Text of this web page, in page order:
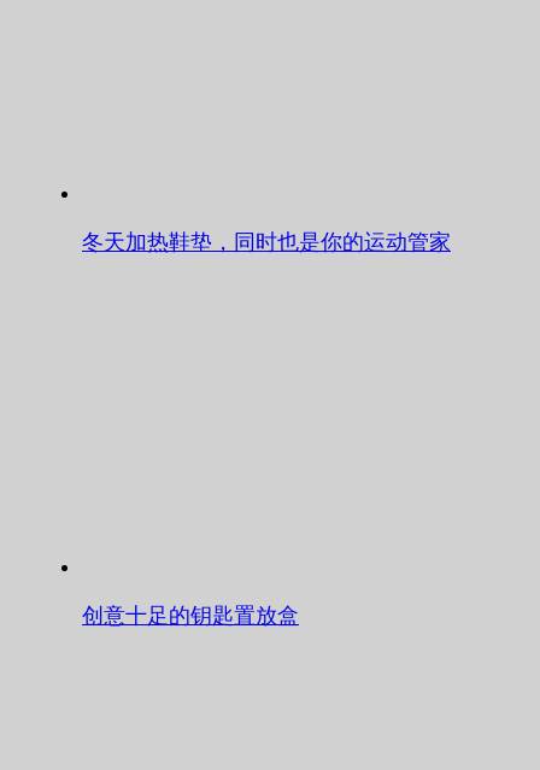
冬天加热鞋垫，同时也是你的运动管家
创意十足的钥匙置放盒